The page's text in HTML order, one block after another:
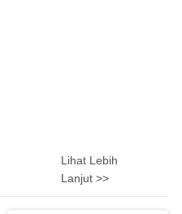
Lihat Lebih
Lanjut >>